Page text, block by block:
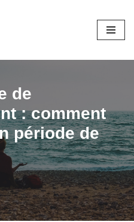
de
: comment
période de